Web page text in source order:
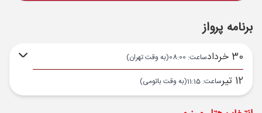
برنامه پرواز
30 خرداد ساعت: 08:00 (به وقت تهران)
12 تیر ساعت: 11:15 (به وقت باتومی)